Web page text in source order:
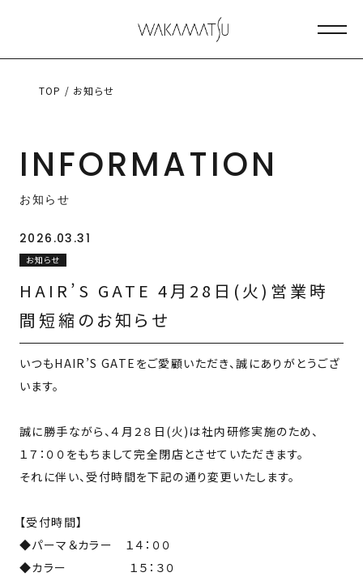
メニ
TOP / お知らせ
INFORMATION
お知らせ
2026.03.31
お知らせ
HAIR’S GATE 4月28日(火)営業時
間短縮のお知らせ
いつもHAIR’S GATEをご愛顧いただき、誠にありがとうござ
います。
誠に勝手ながら、４月２８日(火)は社内研修実施のため、
１７：００をもちまして完全閉店とさせていただきます。
それに伴い、受付時間を下記の通り変更いたします。
【受付時間】
◆パーマ＆カラー １４：００
◆カラー １５：３０